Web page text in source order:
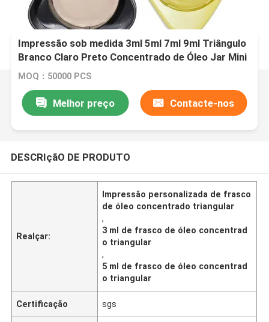
Impressão sob medida 3ml 5ml 7ml 9ml Triângulo
Branco Claro Preto Concentrado de Óleo Jar Mini
Jato de Vidro à Prova de Crianças
MOQ：50000 PCS
Melhor preço Contacte-nos
DESCRIçãO DE PRODUTO
Realçar:
Impressão personalizada de frasco
de óleo concentrado triangular
,
3 ml de frasco de óleo concentrad
o triangular
,
5 ml de frasco de óleo concentrad
o triangular
Certificação sgs